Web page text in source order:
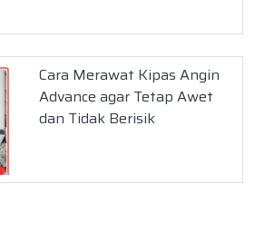
Cara Merawat Kipas Angin
Advance agar Tetap Awet
dan Tidak Berisik